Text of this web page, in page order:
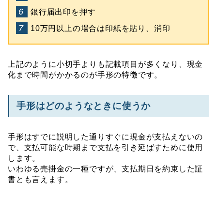
銀行届出印を押す
10万円以上の場合は印紙を貼り、消印
上記のように小切手よりも記載項目が多くなり、現金
化まで時間がかかるのが手形の特徴です。
手形はどのようなときに使うか
手形はすでに説明した通りすぐに現金が支払えないの
で、支払可能な時期まで支払を引き延ばすために使用
します。
いわゆる売掛金の一種ですが、支払期日を約束した証
書とも言えます。